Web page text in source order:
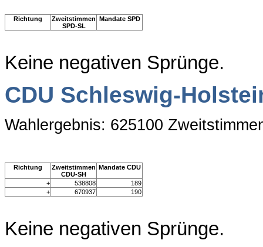
Richtung
Zweitstimmen
SPD-SL
Mandate SPD
Keine negativen Sprünge.
CDU Schleswig-
Wahlergebnis: 625100
Richtung
Zweitstimmen
CDU-SH
Mandate CDU
+ 538808
189
+
670937 190
Keine negativen Sprünge.